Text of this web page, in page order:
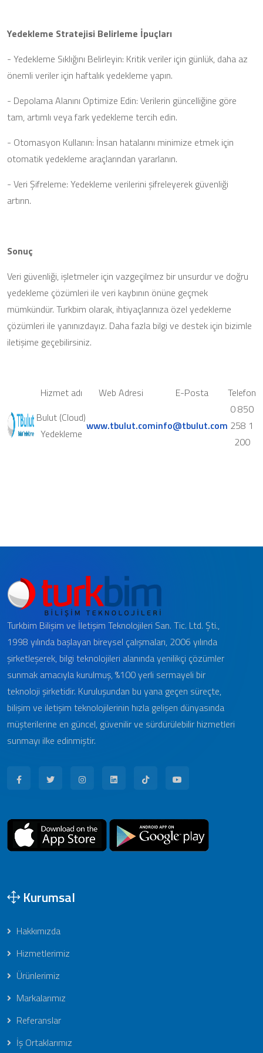
Yedekleme Stratejisi Belirleme İpuçları
- Yedekleme Sıklığını Belirleyin: Kritik veriler için günlük, daha az
önemli veriler için haftalık yedekleme yapın.
- Depolama Alanını Optimize Edin: Verilerin güncelliğine göre
tam, artımlı veya fark yedekleme tercih edin.
- Otomasyon Kullanın: İnsan hatalarını minimize etmek için
otomatik yedekleme araçlarından yararlanın.
- Veri Şifreleme: Yedekleme verilerini şifreleyerek güvenliği
artırın.
Sonuç
Veri güvenliği, işletmeler için vazgeçilmez bir unsurdur ve doğru
yedekleme çözümleri ile veri kaybının önüne geçmek
mümkündür. Turkbim olarak, ihtiyaçlarınıza özel yedekleme
çözümleri ile yanınızdayız. Daha fazla bilgi ve destek için bizimle
iletişime geçebilirsiniz.
Hizmet adı Web Adresi E-Posta
Telefon
Bulut (Cloud)
Yedekleme
www.tbulut.cominfo@tbulut.com
0 850
258 1
200
Turkbim Bilişim ve İletişim Teknolojileri San. Tic. Ltd. Şti.,
1998 yılında başlayan bireysel çalışmaları, 2006 yılında
şirketleşerek, bilgi teknolojileri alanında yenilikçi çözümler
sunmak amacıyla kurulmuş, %100 yerli sermayeli bir
teknoloji şirketidir. Kuruluşundan bu yana geçen süreçte,
bilişim ve iletişim teknolojilerinin hızla gelişen dünyasında
müşterilerine en güncel, güvenilir ve sürdürülebilir hizmetleri
sunmayı ilke edinmiştir.
Kurumsal
Hakkımızda
Hizmetlerimiz
Ürünlerimiz
Markalarımız
Referanslar
İş Ortaklarımız